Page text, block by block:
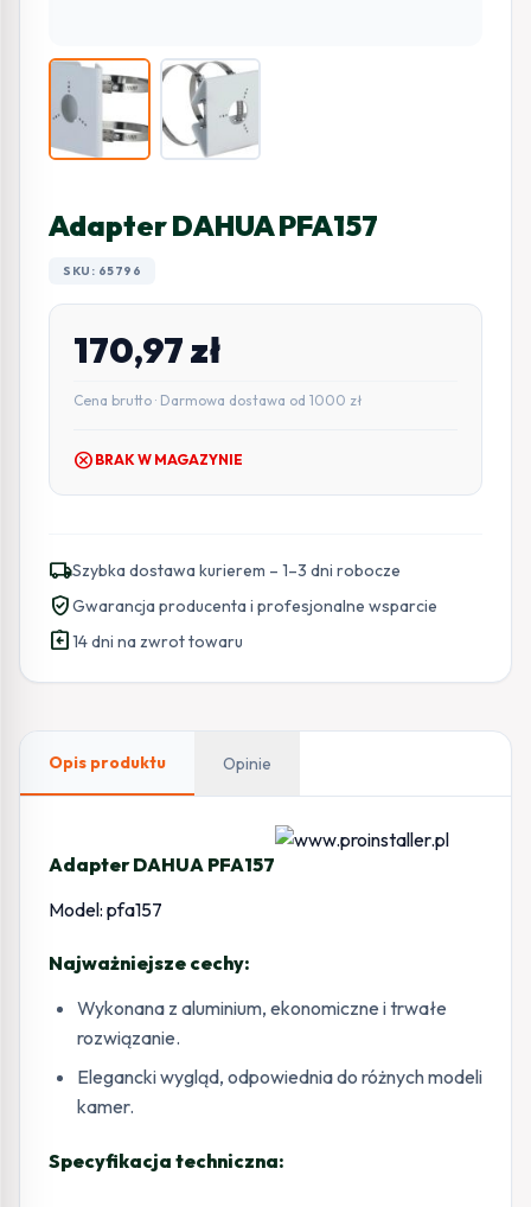
Adapter DAHUA PFA157
SKU: 65796
170,97zł
Cena brutto · Darmowa dostawa od 1000 zł
cancel BRAK W MAGAZYNIE
local_shippingSzybka dostawa kurierem – 1–3 dni robocze
verified_userGwarancja producenta i profesjonalne wsparcie
assignment_return14 dni na zwrot towaru
Opis produktu Opinie
Adapter DAHUA PFA157
Model: pfa157
Najważniejsze cechy:
Wykonana z aluminium, ekonomiczne i trwałe
rozwiązanie.
Elegancki wygląd, odpowiednia do różnych modeli
kamer.
Specyfikacja techniczna: